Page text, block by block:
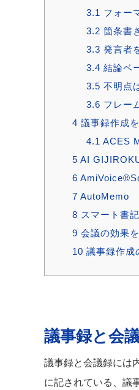
3.1 フォー
3.2 箇条書
3.3 発言者
3.4 結論ベ
3.5 不明点
3.6 フレー
4 議事録作成
4.1 ACES
5 AI
6
7 AutoMemo
8 スマート書記
9 会議の効果
10 議事録作成
議事録と会
議事録と会議録には
に記されている、議